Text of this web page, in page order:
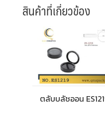
สินค้าที่เกี่ยวข้อง
ตลับบลัชออน